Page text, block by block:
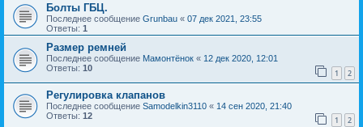
Болты ГБЦ.
Последнее сообщение Grunbau « 07 дек 2021, 23:55
Ответы: 1
Размер ремней
Последнее сообщение Мамонтёнок « 12 дек 2020, 12:01
Ответы: 10 1 2
Регулировка клапанов
Последнее сообщение Samodelkin3110 « 14 сен 2020, 21:40
Ответы: 12 1 2